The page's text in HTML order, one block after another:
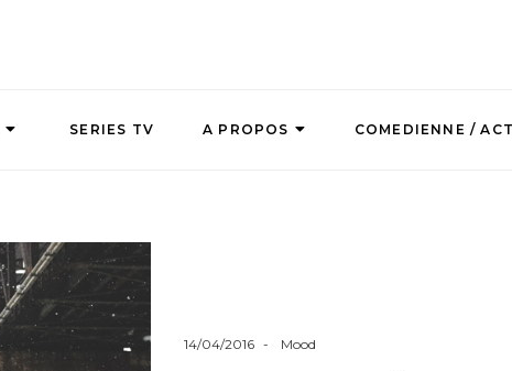
SERIES TV A PROPOS COMEDIENNE /
14/04/2016 Mood